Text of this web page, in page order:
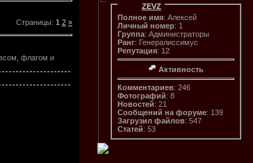
Страницы: 1 2 »
флагом и
ZEVZ
Полное имя: Алексей
Личный номер: 1
Группа: Администраторы
Ранг: Генералиссимус
Репутация: 12
Активность
Комментариев: 246
Фотографий: 8
Новостей: 21
Сообщений на форуме: 139
Загрузил файлов: 547
Статей: 53